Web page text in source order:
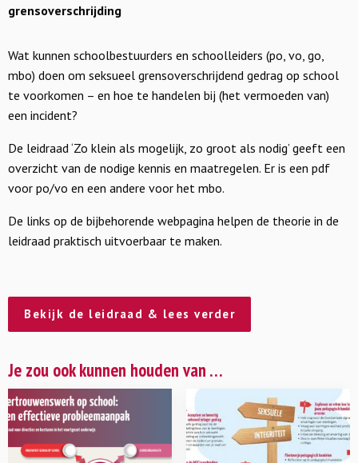
grensoverschrijding
Wat kunnen schoolbestuurders en schoolleiders (po, vo, go,
mbo) doen om seksueel grensoverschrijdend gedrag op school
te voorkomen – en hoe te handelen bij (het vermoeden van)
een incident?
De leidraad ‘Zo klein als mogelijk, zo groot als nodig’ geeft een
overzicht van de nodige kennis en maatregelen. Er is een pdf
voor po/vo en een andere voor het mbo.
De links op de bijbehorende webpagina helpen de theorie in de
leidraad praktisch uitvoerbaar te maken.
Bekijk de leidraad & lees verder
Je zou ook kunnen houden van …